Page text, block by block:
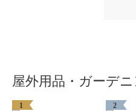
屋外用品・ガーデ
1 2